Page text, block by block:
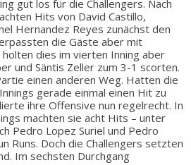
gut los für die Challengers. Nach
Hits von David Castillo,
Hernandez Reyes zunächst den
die Gäste aber mit
holten dies im vierten Inning aber
und Säntis Zeller zum 3-1 scorten.
einen anderen Weg. Hatten die
gerade einmal einen Hit zu
ihre Offensive nun regelrecht. In
machten sie acht Hits – unter
Pedro Lopez Suriel und Pedro
Runs. Doch die Challengers setzten
Im sechsten Durchgang